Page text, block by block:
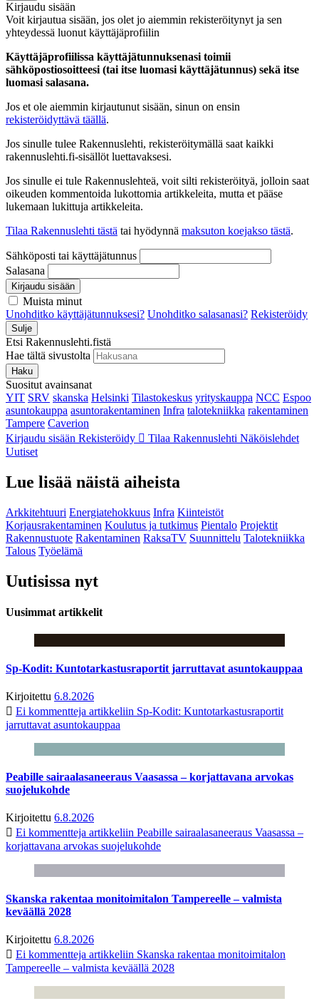
Kirjaudu sisään
Voit kirjautua sisään, jos olet jo aiemmin rekisteröitynyt ja sen
yhteydessä luonut käyttäjäprofiilin
Käyttäjäprofiilissa käyttäjätunnuksenasi toimii
sähköpostiosoitteesi (tai itse luomasi käyttäjätunnus) sekä itse
luomasi salasana.
Jos et ole aiemmin kirjautunut sisään, sinun on ensin
rekisteröidyttävä täällä.
Jos sinulle tulee Rakennuslehti, rekisteröitymällä saat kaikki
rakennuslehti.fi-sisällöt luettavaksesi.
Jos sinulle ei tule Rakennuslehteä, voit silti rekisteröityä, jolloin saat
oikeuden kommentoida lukottomia artikkeleita, mutta et pääse
lukemaan lukittuja artikkeleita.
Tilaa Rakennuslehti tästä tai hyödynnä maksuton koejakso tästä.
Sähköposti tai käyttäjätunnus
Salasana
Kirjaudu sisään
Muista minut
Unohditko käyttäjätunnuksesi? Unohditko salasanasi? Rekisteröidy
Sulje
Etsi Rakennuslehti.fistä
Hae tältä sivustolta
Haku
Suositut avainsanat
YIT SRV skanska Helsinki Tilastokeskus yrityskauppa NCC Espoo
asuntokauppa asuntorakentaminen Infra talotekniikka rakentaminen
Tampere Caverion
Kirjaudu sisään Rekisteröidy Tilaa Rakennuslehti Näköislehdet
Uutiset
Lue lisää näistä aiheista
Arkkitehtuuri Energiatehokkuus Infra Kiinteistöt
Korjausrakentaminen Koulutus ja tutkimus Pientalo Projektit
Rakennustuote Rakentaminen RaksaTV Suunnittelu Talotekniikka
Talous Työelämä
Uutisissa nyt
Uusimmat artikkelit
Sp-Kodit: Kuntotarkastusraportit jarruttavat asuntokauppaa
Kirjoitettu 6.8.2026
Ei kommentteja artikkeliin Sp-Kodit: Kuntotarkastusraportit
jarruttavat asuntokauppaa
Peabille sairaalasaneeraus Vaasassa – korjattavana arvokas
suojelukohde
Kirjoitettu 6.8.2026
Ei kommentteja artikkeliin Peabille sairaalasaneeraus Vaasassa –
korjattavana arvokas suojelukohde
Skanska rakentaa monitoimitalon Tampereelle – valmista
keväällä 2028
Kirjoitettu 6.8.2026
Ei kommentteja artikkeliin Skanska rakentaa monitoimitalon
Tampereelle – valmista keväällä 2028